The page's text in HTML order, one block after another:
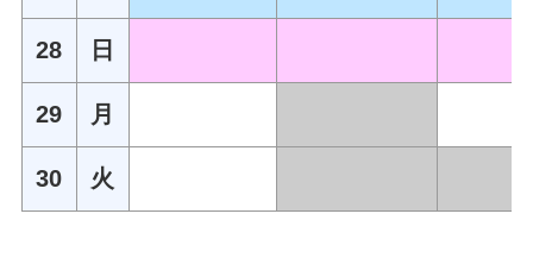
28 日
29 月
30 火